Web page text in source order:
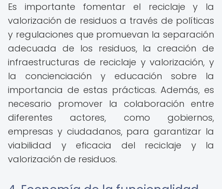
Es importante fomentar el reciclaje y la
valorización de residuos a través de políticas
y regulaciones que promuevan la separación
adecuada de los residuos, la creación de
infraestructuras de reciclaje y valorización, y
la concienciación y educación sobre la
importancia de estas prácticas. Además, es
necesario promover la colaboración entre
diferentes actores, como gobiernos,
empresas y ciudadanos, para garantizar la
viabilidad y eficacia del reciclaje y la
valorización de residuos.